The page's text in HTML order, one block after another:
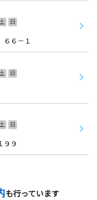
土
日
６－１
土
日
土
日
９９
も行っています